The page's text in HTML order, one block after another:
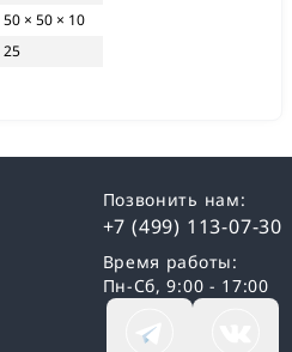
50 × 50 × 10
25
Позвонить нам:
+7 (499) 113-07-30
Время работы:
Пн-Сб, 9:00 - 17:00